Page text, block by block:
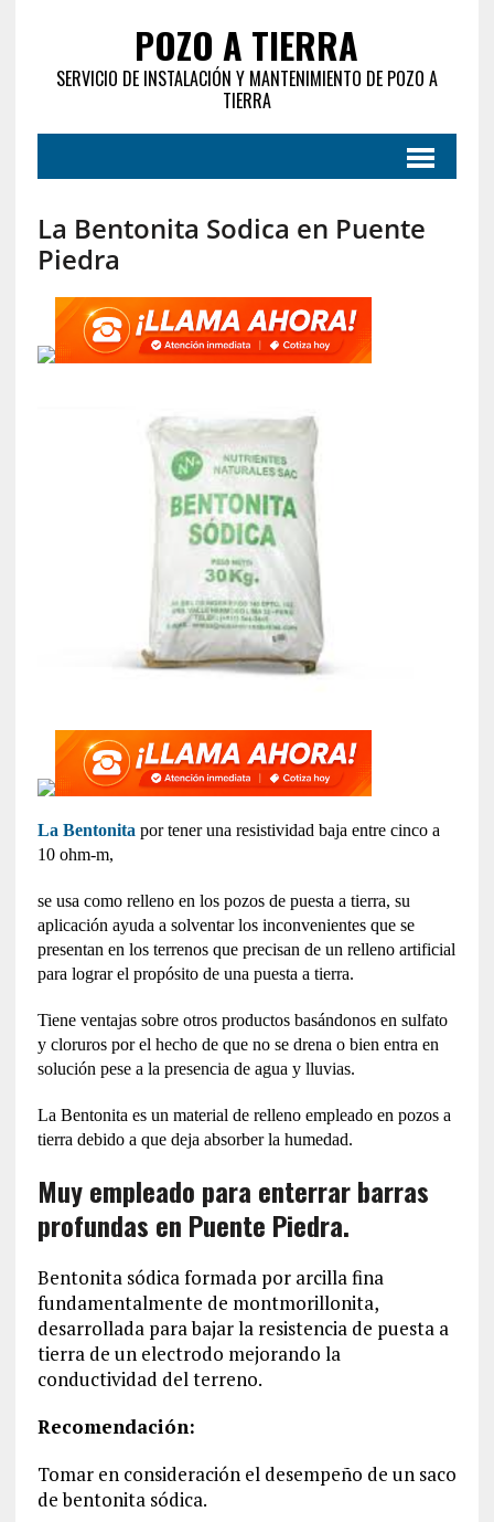
POZO A TIERRA
SERVICIO DE INSTALACIÓN Y MANTENIMIENTO DE POZO A
TIERRA
La Bentonita Sodica en Puente
Piedra
La Bentonita por tener una resistividad baja entre cinco a
10 ohm-m,
se usa como relleno en los pozos de puesta a tierra, su
aplicación ayuda a solventar los inconvenientes que se
presentan en los terrenos que precisan de un relleno artificial
para lograr el propósito de una puesta a tierra.
Tiene ventajas sobre otros productos basándonos en sulfato
y cloruros por el hecho de que no se drena o bien entra en
solución pese a la presencia de agua y lluvias.
La Bentonita es un material de relleno empleado en pozos a
tierra debido a que deja absorber la humedad.
Muy empleado para enterrar barras
profundas en Puente Piedra.
Bentonita sódica formada por arcilla fina
fundamentalmente de montmorillonita,
desarrollada para bajar la resistencia de puesta a
tierra de un electrodo mejorando la
conductividad del terreno.
Recomendación:
Tomar en consideración el desempeño de un saco
de bentonita sódica.